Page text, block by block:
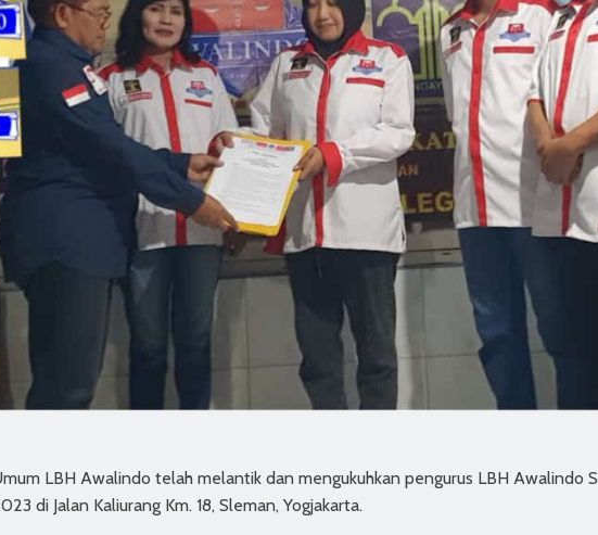
LBH Awalindo telah melantik dan mengukuhkan pengurus LBH Awalindo
di Jalan Kaliurang Km. 18, Sleman, Yogjakarta.